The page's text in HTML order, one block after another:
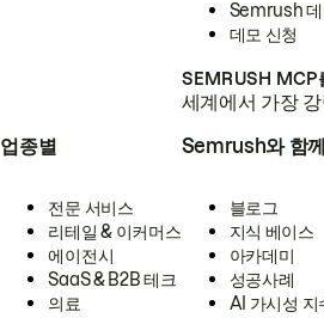
Semrush 데
데모 신청
SEMRUSH MCP
세계에서 가장
업종별
전문 서비스
리테일 & 이커머스
에이전시
SaaS & B2B 테크
의료
Semrush와 함
블로그
지식 베이스
아카데미
성공사례
AI 가시성 지